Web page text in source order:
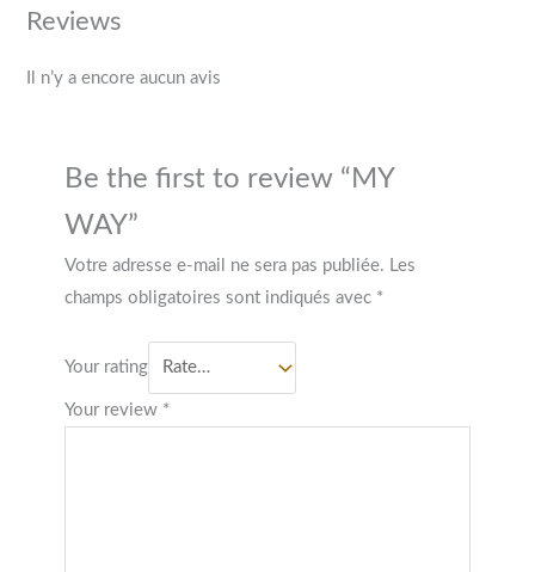
Reviews
Il n’y a encore aucun avis
Be the first to review “MY
WAY”
Votre adresse e-mail ne sera pas publiée. Les
champs obligatoires sont indiqués avec *
Your rating
Your review *